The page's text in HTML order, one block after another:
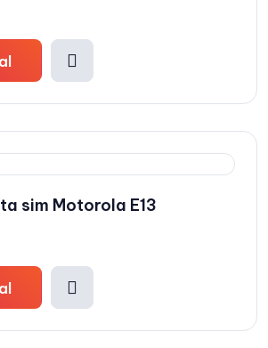
sim Motorola E13